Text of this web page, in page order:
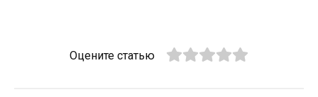
Оцените статью